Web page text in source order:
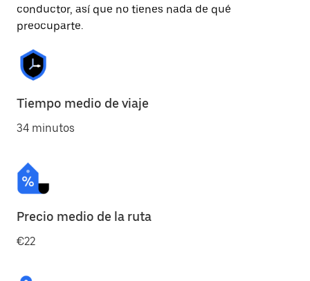
conductor, así que no tienes nada de qué
preocuparte.
Tiempo medio de viaje
34 minutos
Precio medio de la ruta
€22